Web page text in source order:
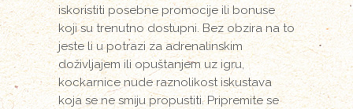
iskoristiti posebne promocije ili bonuse
koji su trenutno dostupni. Bez obzira na to
jeste li u potrazi za adrenalinskim
doživljajem ili opuštanjem uz igru,
kockarnice nude raznolikost iskustava
koja se ne smiju propustiti. Pripremite se